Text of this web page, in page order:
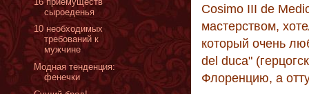
Cosimo III de
мастерством,
который очень
del duca"
Флоренцию, а
сыроеденья
10 необходимых
требований к
мужчине
Модная тенденция:
фенечки